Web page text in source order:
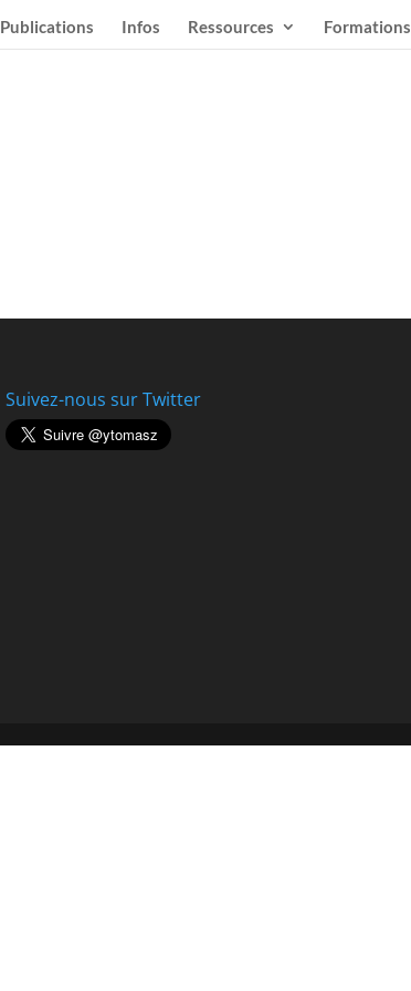
Publications Infos Ressources Formations
Suivez-nous sur Twitter